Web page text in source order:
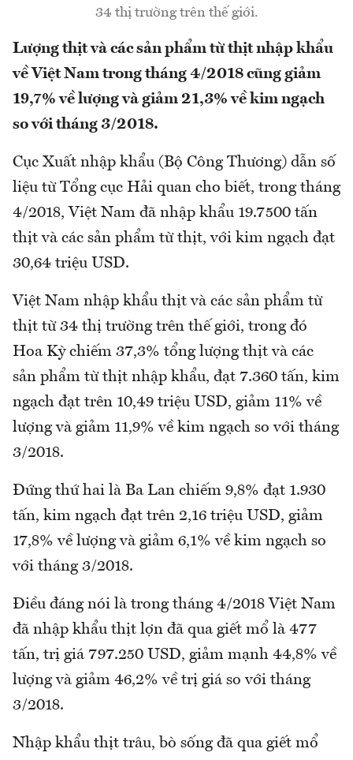
34 thị trường trên thế giới.
Lượng thịt và các sản phẩm từ thịt nhập khẩu
về Việt Nam trong tháng 4/2018 cũng giảm
19,7% về lượng và giảm 21,3% về kim ngạch
so với tháng 3/2018.
Cục Xuất nhập khẩu (Bộ Công Thương) dẫn số
liệu từ Tổng cục Hải quan cho biết, trong tháng
4/2018, Việt Nam đã nhập khẩu 19.7500 tấn
thịt và các sản phẩm từ thịt, với kim ngạch đạt
30,64 triệu USD.
Việt Nam nhập khẩu thịt và các sản phẩm từ
thịt từ 34 thị trường trên thế giới, trong đó
Hoa Kỳ chiếm 37,3% tổng lượng thịt và các
sản phẩm từ thịt nhập khẩu, đạt 7.360 tấn, kim
ngạch đạt trên 10,49 triệu USD, giảm 11% về
lượng và giảm 11,9% về kim ngạch so với tháng
3/2018.
Đứng thứ hai là Ba Lan chiếm 9,8% đạt 1.930
tấn, kim ngạch đạt trên 2,16 triệu USD, giảm
17,8% về lượng và giảm 6,1% về kim ngạch so
với tháng 3/2018.
Điều đáng nói là trong tháng 4/2018 Việt Nam
đã nhập khẩu thịt lợn đã qua giết mổ là 477
tấn, trị giá 797.250 USD, giảm mạnh 44,8% về
lượng và giảm 46,2% về trị giá so với tháng
3/2018.
Nhập khẩu thịt trâu, bò sống đã qua giết mổ